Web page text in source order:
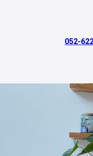
052-